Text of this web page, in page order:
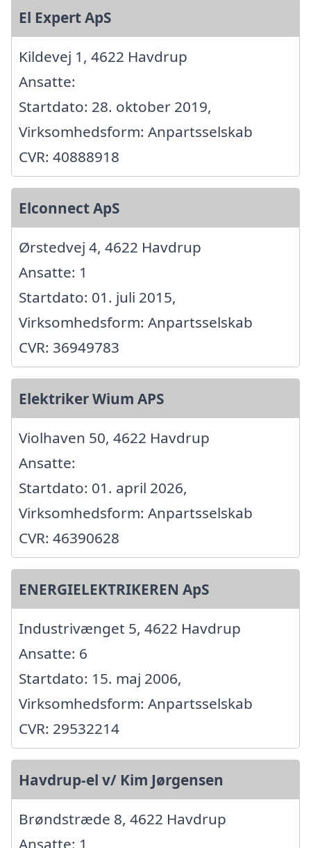
El Expert ApS
Kildevej 1, 4622 Havdrup
Ansatte:
Startdato: 28. oktober 2019,
Virksomhedsform: Anpartsselskab
CVR: 40888918
Elconnect ApS
Ørstedvej 4, 4622 Havdrup
Ansatte: 1
Startdato: 01. juli 2015,
Virksomhedsform: Anpartsselskab
CVR: 36949783
Elektriker Wium APS
Violhaven 50, 4622 Havdrup
Ansatte:
Startdato: 01. april 2026,
Virksomhedsform: Anpartsselskab
CVR: 46390628
ENERGIELEKTRIKEREN ApS
Industrivænget 5, 4622 Havdrup
Ansatte: 6
Startdato: 15. maj 2006,
Virksomhedsform: Anpartsselskab
CVR: 29532214
Havdrup-el v/ Kim Jørgensen
Brøndstræde 8, 4622 Havdrup
Ansatte: 1